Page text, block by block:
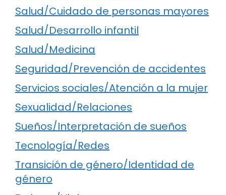
Salud/Cuidado de personas mayores
Salud/Desarrollo infantil
Salud/Medicina
Seguridad/Prevención de accidentes
Servicios sociales/Atención a la mujer
Sexualidad/Relaciones
Sueños/Interpretación de sueños
Tecnología/Redes
Transición de género/Identidad de
género